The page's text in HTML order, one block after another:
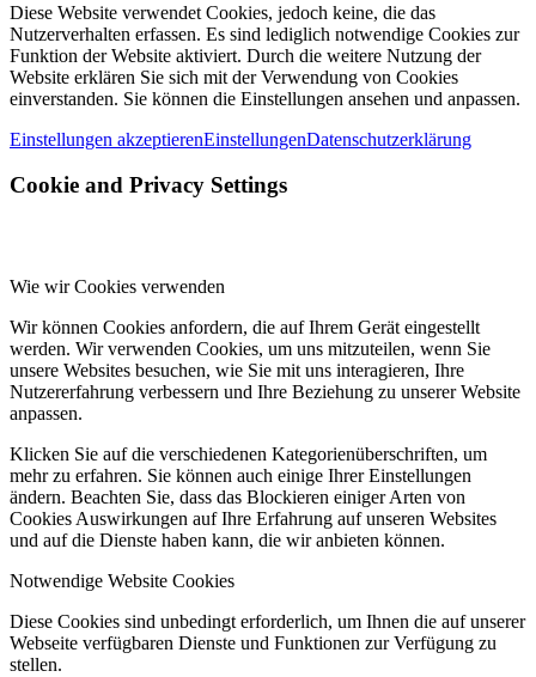
Diese Website verwendet Cookies, jedoch keine, die das
Nutzerverhalten erfassen. Es sind lediglich notwendige Cookies zur
Funktion der Website aktiviert. Durch die weitere Nutzung der
Website erklären Sie sich mit der Verwendung von Cookies
einverstanden. Sie können die Einstellungen ansehen und anpassen.
Einstellungen akzeptierenEinstellungenDatenschutzerklärung
Cookie and Privacy Settings
Wie wir Cookies verwenden
Wir können Cookies anfordern, die auf Ihrem Gerät eingestellt
werden. Wir verwenden Cookies, um uns mitzuteilen, wenn Sie
unsere Websites besuchen, wie Sie mit uns interagieren, Ihre
Nutzererfahrung verbessern und Ihre Beziehung zu unserer Website
anpassen.
Klicken Sie auf die verschiedenen Kategorienüberschriften, um
mehr zu erfahren. Sie können auch einige Ihrer Einstellungen
ändern. Beachten Sie, dass das Blockieren einiger Arten von
Cookies Auswirkungen auf Ihre Erfahrung auf unseren Websites
und auf die Dienste haben kann, die wir anbieten können.
Notwendige Website Cookies
Diese Cookies sind unbedingt erforderlich, um Ihnen die auf unserer
Webseite verfügbaren Dienste und Funktionen zur Verfügung zu
stellen.